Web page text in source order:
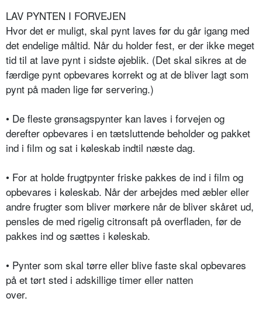
LAV PYNTEN I FORVEJEN
Hvor det er muligt, skal pynt laves før du går igang med
det endelige måltid. Når du holder fest, er der ikke meget
tid til at lave pynt i sidste øjeblik. (Det skal sikres at de
færdige pynt opbevares korrekt og at de bliver lagt som
pynt på maden lige før servering.)
• De fleste grønsagspynter kan laves i forvejen og
derefter opbevares i en tætsluttende beholder og pakket
ind i film og sat i køleskab indtil næste dag.
• For at holde frugtpynter friske pakkes de ind i film og
opbevares i køleskab. Når der arbejdes med æbler eller
andre frugter som bliver mørkere når de bliver skåret ud,
pensles de med rigelig citronsaft på overfladen, før de
pakkes ind og sættes i køleskab.
• Pynter som skal tørre eller blive faste skal opbevares
på et tørt sted i adskillige timer eller natten
over.